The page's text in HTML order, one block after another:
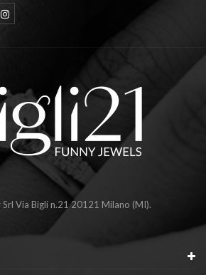
Via Bigli n.21 20121 Milano (MI).